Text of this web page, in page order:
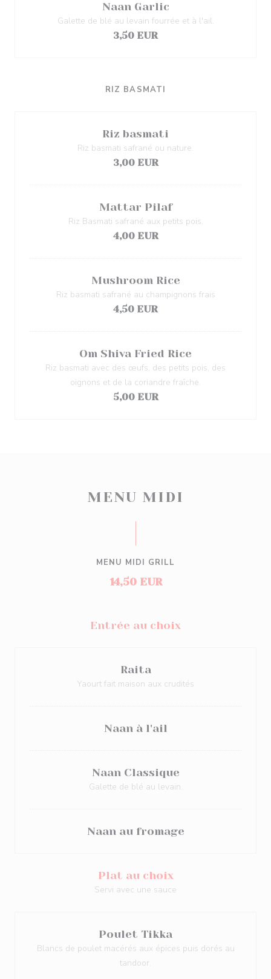
Naan Garlic
Galette de blé au levain fourrée et à l'ail.
3,50 EUR
RIZ BASMATI
Riz basmati
Riz basmati safrané ou nature.
3,00 EUR
Mattar Pilaf
Riz Basmati safrané aux petits pois.
4,00 EUR
Mushroom Rice
Riz basmati safrané au champignons frais
4,50 EUR
Om Shiva Fried Rice
Riz basmati avec des œufs, des petits pois, des
oignons et de la coriandre fraîche.
5,00 EUR
MENU MIDI
MENU MIDI GRILL
14,50 EUR
Entrée au choix
Raita
Yaourt fait maison aux crudités
Naan à l'ail
Naan Classique
Galette de blé au levain.
Naan au fromage
Plat au choix
Servi avec une sauce
Poulet Tikka
Blancs de poulet macérés aux épices puis dorés au
tandoor.